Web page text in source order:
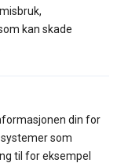
kan skade
din for
som
til for eksempel